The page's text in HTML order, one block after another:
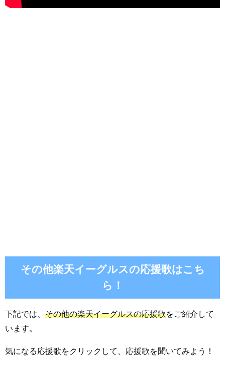
その他楽天イーグルスの応援歌はこち
ら！
下記では、 その他の楽天イーグルスの応援歌をご紹介して
います。
気になる応援歌をクリックして、応援歌を聞いてみよう！